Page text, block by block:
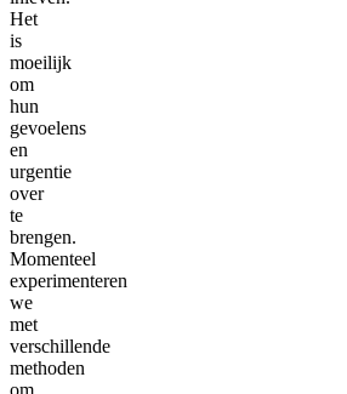
Het
is
moeilijk
om
hun
gevoelens
en
urgentie
over
te
brengen.
Momenteel
experimenteren
we
met
verschillende
methoden
om